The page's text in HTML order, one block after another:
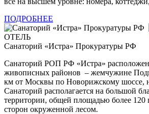
ПОДРОБНЕЕ
ОТЕЛЬ
Санаторий «Истра» Прокуратуры РФ
Санаторий РОП РФ «Истра»
живописных районов – жемчужине
км от Москвы по Новорижскому шоссе,
Санаторий располагается на большой
территории, общей площадью более 120
сторон окруженной лесом.